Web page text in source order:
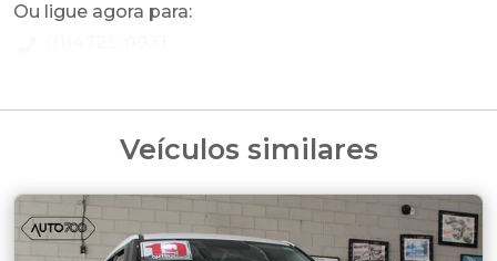
Ou ligue agora para:
Veículos similares